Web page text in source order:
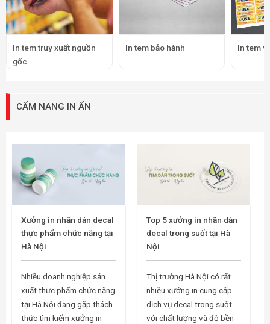
In tem truy xuất nguồn
gốc
In tem bảo hành In tem
CẨM NANG IN ẤN
Xưởng in nhãn dán decal
thực phẩm chức năng tại
Hà Nội
Nhiều doanh nghiệp sản
xuất thực phẩm chức năng
tại Hà Nội đang gặp thách
thức tìm kiếm xưởng in
Top 5 xưởng in nhãn dán
decal trong suốt tại Hà
Nội
Thị trường Hà Nội có rất
nhiều xưởng in cung cấp
dịch vụ decal trong suốt
với chất lượng và độ bền